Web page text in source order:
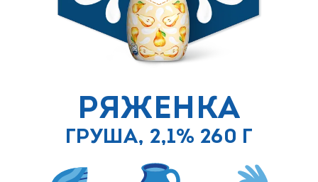
РЯЖЕНКА
ГРУША, 2,1% 260 Г